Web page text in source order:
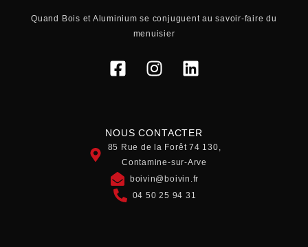
Quand Bois et Aluminium se conjuguent au savoir-faire du
menuisier
NOUS CONTACTER
85 Rue de la Forêt 74 130,
Contamine-sur-Arve
boivin@boivin.fr
04 50 25 94 31